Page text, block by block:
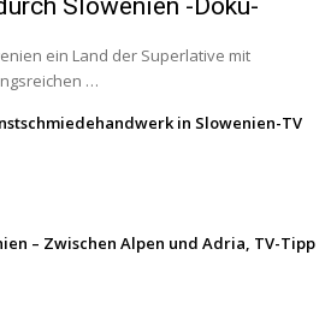
Slowenien -Doku-
ein Land der Superlative mit
…
in Slowenien-TV
– Zwischen Alpen und Adria, TV-Tipp